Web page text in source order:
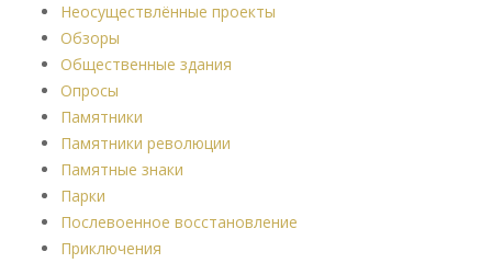
Неосуществлённые проекты
Обзоры
Общественные здания
Опросы
Памятники
Памятники революции
Памятные знаки
Парки
Послевоенное восстановление
Приключения